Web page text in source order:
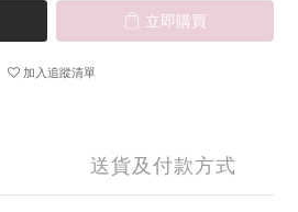
立即購買
加入追蹤清單
送貨及付款方式